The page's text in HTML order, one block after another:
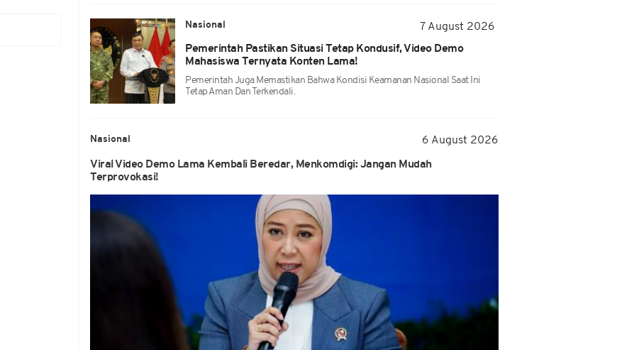
Nasional
7 August 2026
Pemerintah Pastikan Situasi Tetap Kondusif, Video Demo
Mahasiswa Ternyata Konten Lama!
Pemerintah Juga Memastikan Bahwa Kondisi Keamanan Nasional Saat Ini
Tetap Aman Dan Terkendali.
Nasional 6 August 2026
Viral Video Demo Lama Kembali Beredar, Menkomdigi: Jangan Mudah
Terprovokasi!